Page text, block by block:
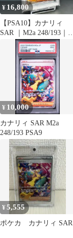
¥ 16,800
【PSA10】カナリィ
SAR ｜M2a 248/193｜
MEGAドリームex
¥ 10,000
カナリィ SAR M2a
248/193 PSA9
¥5,555
ポケカ カナリィ SAR